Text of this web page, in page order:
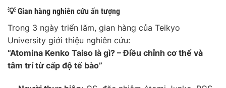
💡 Gian hàng nghiên cứu ấn tượng
Trong 3 ngày triển lãm, gian hàng của Teikyo
University giới thiệu nghiên cứu:
“Atomina Kenko Taiso là gì? – Điều chỉnh cơ thể và
tâm trí từ cấp độ tế bào”